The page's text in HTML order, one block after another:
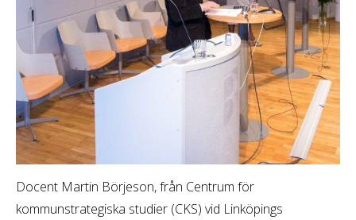
Docent Martin Börjeson, från Centrum för
kommunstrategiska studier (CKS) vid Linköpings